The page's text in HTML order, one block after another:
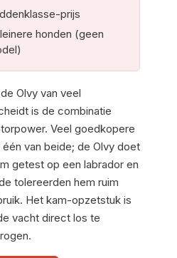
prijs
honden (geen
Olvy van veel
is de combinatie
Veel goedkopere
van beide; de Olvy doet
getest op een labrador en
tolereerden hem ruim
Het kam-opzetstuk is
vacht direct los te